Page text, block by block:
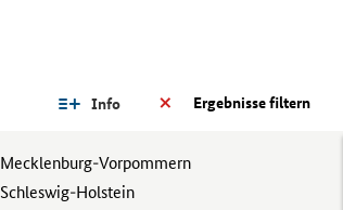
Ergebnisse filtern
Info
Mecklenburg-Vorpommern
Schleswig-Holstein